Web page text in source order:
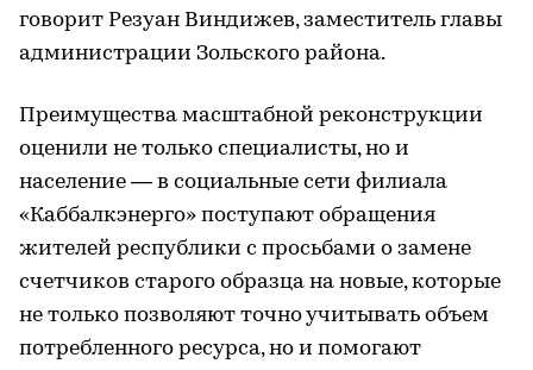
говорит Резуан Виндижев, заместитель главы
администрации Зольского района.
Преимущества масштабной реконструкции
оценили не только специалисты, но и
население — в социальные сети филиала
«Каббалкэнерго» поступают обращения
жителей республики с просьбами о замене
счетчиков старого образца на новые, которые
не только позволяют точно учитывать объем
потребленного ресурса, но и помогают